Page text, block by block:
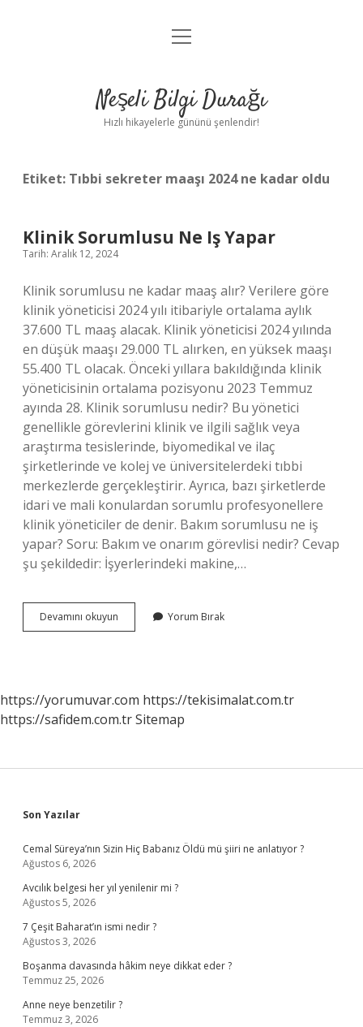
Anasayfa
Yasal Uyarı
menüyü
Neşeli Bilgi Durağı
Hızlı hikayelerle gününü şenlendir!
Etiket: Tıbbi sekreter maaşı 2024 ne kadar oldu
Klinik Sorumlusu Ne Iş Yapar
Tarih: Aralık 12, 2024
Klinik sorumlusu ne kadar maaş alır? Verilere göre
klinik yöneticisi 2024 yılı itibariyle ortalama aylık
37.600 TL maaş alacak. Klinik yöneticisi 2024 yılında
en düşük maaşı 29.000 TL alırken, en yüksek maaşı
55.400 TL olacak. Önceki yıllara bakıldığında klinik
yöneticisinin ortalama pozisyonu 2023 Temmuz
ayında 28. Klinik sorumlusu nedir? Bu yönetici
genellikle görevlerini klinik ve ilgili sağlık veya
araştırma tesislerinde, biyomedikal ve ilaç
şirketlerinde ve kolej ve üniversitelerdeki tıbbi
merkezlerde gerçekleştirir. Ayrıca, bazı şirketlerde
idari ve mali konulardan sorumlu profesyonellere
klinik yöneticiler de denir. Bakım sorumlusu ne iş
yapar? Soru: Bakım ve onarım görevlisi nedir? Cevap
şu şekildedir: İşyerlerindeki makine,…
Devamını okuyun
Sorumlusu
Yorum Bırak
https://yorumuvar.com https://tekisimalat.com.tr
https://safidem.com.trSitemap
Sidebar
Son Yazılar
Cemal Süreya’nın Sizin Hiç Babanız Öldü mü şiiri ne anlatıyor ?
Ağustos 6, 2026
Avcılık belgesi her yıl yenilenir mi ?
Ağustos 5, 2026
7 Çeşit Baharat’ın ismi nedir ?
Ağustos 3, 2026
Boşanma davasında hâkim neye dikkat eder ?
Temmuz 25, 2026
Anne neye benzetilir ?
Temmuz 3, 2026